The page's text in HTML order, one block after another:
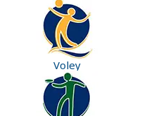
Voley